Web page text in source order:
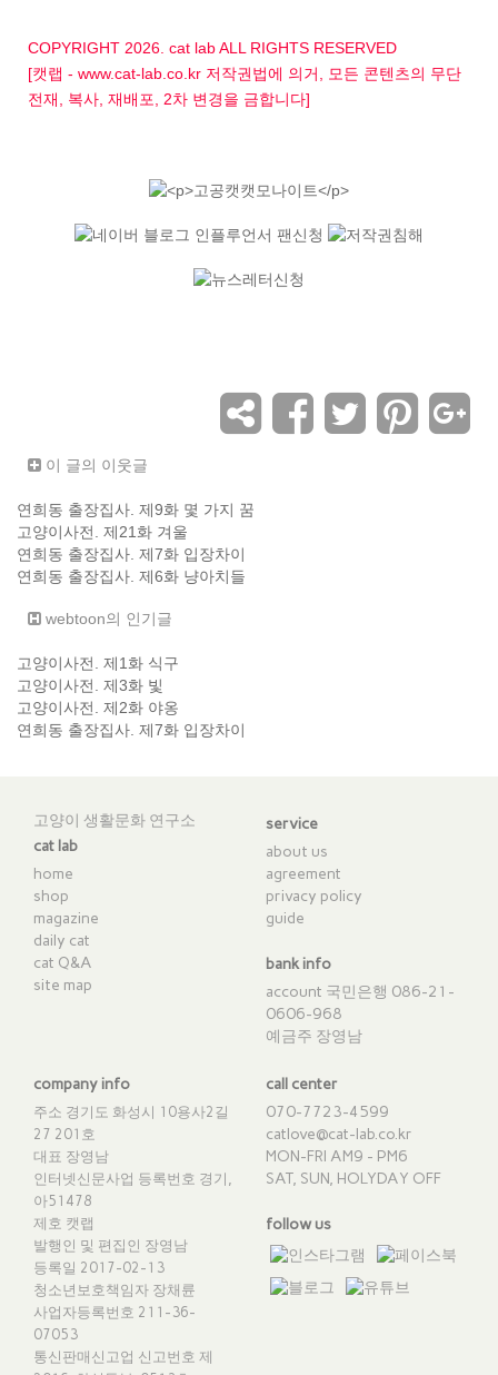
COPYRIGHT 2026. cat lab ALL RIGHTS RESERVED
[캣랩 - www.cat-lab.co.kr 저작권법에 의거, 모든 콘텐츠의 무단
전재, 복사, 재배포, 2차 변경을 금합니다]
이 글의 이웃글
연희동 출장집사. 제9화 몇 가지 꿈
고양이사전. 제21화 겨울
연희동 출장집사. 제7화 입장차이
연희동 출장집사. 제6화 냥아치들
webtoon의 인기글
고양이사전. 제1화 식구
고양이사전. 제3화 빛
고양이사전. 제2화 야옹
연희동 출장집사. 제7화 입장차이
고양이 생활문화 연구소
cat lab
home
shop
magazine
daily cat
cat Q&A
site map
service
about us
agreement
privacy policy
guide
bank info
account 국민은행 086-21-
0606-968
예금주 장영남
company info
주소 경기도 화성시 10용사2길
27 201호
대표 장영남
인터넷신문사업 등록번호 경기,
아51478
제호 캣랩
발행인 및 편집인 장영남
등록일 2017-02-13
청소년보호책임자 장채륜
사업자등록번호 211-36-
07053
통신판매신고업 신고번호 제
call center
070-7723-4599
catlove@cat-lab.co.kr
MON-FRI AM9 - PM6
SAT, SUN, HOLYDAY OFF
follow us